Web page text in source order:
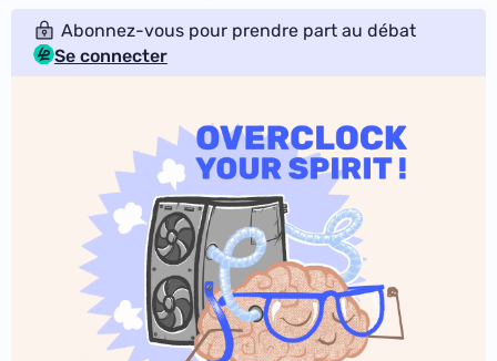
Abonnez-vous pour prendre part au débat
Se connecter